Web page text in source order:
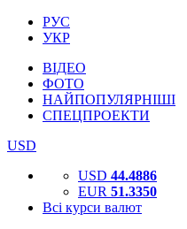
РУС
УКР
ВІДЕО
ФОТО
НАЙПОПУЛЯРНІШІ
СПЕЦПРОЕКТИ
USD
USD 44.4886
EUR 51.3350
Всі курси валют